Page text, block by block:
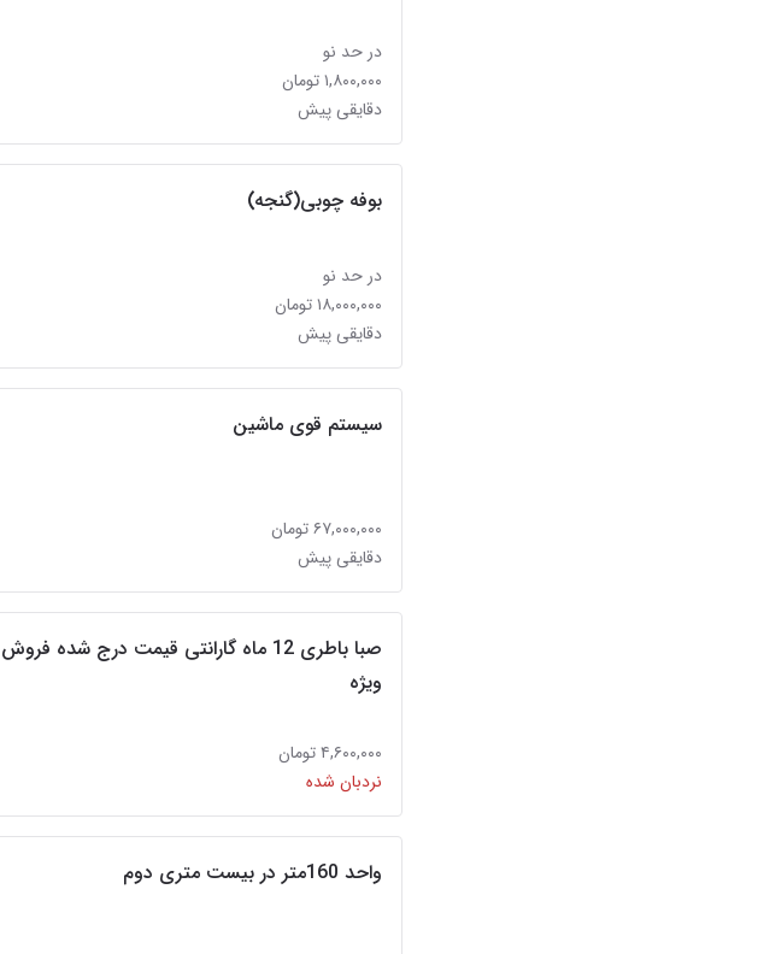
در حد نو
۱,۸۰۰,۰۰۰ تومان
دقایقی پیش
بوفه چوبی(گنجه)
در حد نو
۱۸,۰۰۰,۰۰۰ تومان
دقایقی پیش
سیستم قوی ماشین
۶۷,۰۰۰,۰۰۰ تومان
دقایقی پیش
صبا باطری 12 ماه گارانتی قیمت درج شده فروش
ویژه
۴,۶۰۰,۰۰۰ تومان
نردبان شده
واحد 160متر در بیست متری دوم